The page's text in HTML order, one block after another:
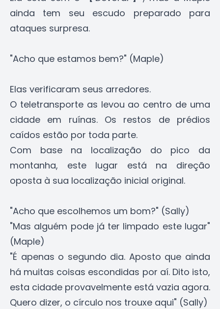
ainda tem seu escudo preparado para
ataques surpresa.
"Acho que estamos bem?" (Maple)
Elas verificaram seus arredores.
O teletransporte as levou ao centro de uma
cidade em ruínas. Os restos de prédios
caídos estão por toda parte.
Com base na localização do pico da
montanha, este lugar está na direção
oposta à sua localização inicial original.
"Acho que escolhemos um bom?" (Sally)
"Mas alguém pode já ter limpado este lugar"
(Maple)
"É apenas o segundo dia. Aposto que ainda
há muitas coisas escondidas por aí. Dito isto,
esta cidade provavelmente está vazia agora.
Quero dizer, o círculo nos trouxe aqui" (Sally)